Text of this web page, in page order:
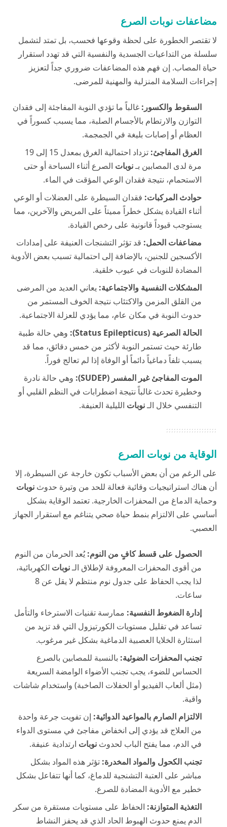
مضاعفات نوبات الصرع
لا تقتصر الخطورة على لحظة وقوعها فحسب، بل تمتد لتشمل
سلسلة من التداعيات الجسدية والنفسية التي قد تهدد استقرار
حياة المصاب. إن فهم هذه المضاعفات ضروري جداً لتعزيز
إجراءات السلامة المنزلية والمهنية للمرضى.
السقوط والكسور: غالباً ما تؤدي النوبة المفاجئة إلى فقدان
التوازن والارتطام بالأجسام الصلبة، مما يسبب كسوراً في
العظام أو إصابات بليغة في الجمجمة.
الغرق المفاجئ:
تزداد احتمالية الغرق بمعدل 15 إلى 19
مرة لدى المصابين بـنوبات الصرع أثناء السباحة أو حتى
الاستحمام، نتيجة فقدان الوعي المؤقت في الماء.
حوادث المركبات: فقدان السيطرة على العضلات أو الوعي
أثناء القيادة يشكل خطراً مميتاً على المريض والآخرين، مما
يستوجب قيوداً قانونية على رخص القيادة.
مضاعفات الحمل: قد تؤثر التشنجات العنيفة على إمدادات
الأكسجين للجنين، بالإضافة إلى احتمالية تسبب بعض الأدوية
المضادة للنوبات في عيوب خلقية.
المشكلات النفسية والاجتماعية: يعاني العديد من المرضى
من القلق المزمن والاكتئاب نتيجة الخوف المستمر من
حدوث النوبة في مكان عام، مما يؤدي للعزلة الاجتماعية.
الحالة الصرعية (Status Epilepticus):
وهي حالة طبية
طارئة حيث تستمر النوبة لأكثر من خمس دقائق، مما قد
يسبب تلفاً دماغياً دائماً أو الوفاة إذا لم تعالج فوراً.
الموت المفاجئ غير المفسر (SUDEP):
وهي حالة نادرة
وخطيرة تحدث غالباً نتيجة اضطرابات في النظم القلبي أو
التنفسي خلال الـنوبات الليلية العنيفة.
الوقاية من نوبات الصرع
على الرغم من أن بعض الأسباب تكون خارجة عن السيطرة، إلا
أن هناك استراتيجيات وقائية فعالة للحد من وتيرة حدوث نوبات
وحماية الدماغ من المحفزات الخارجية. تعتمد الوقاية بشكل
أساسي على الالتزام بنمط حياة صحي يتناغم مع استقرار الجهاز
العصبي.
الحصول على قسط كافٍ من النوم:يُعد الحرمان من النوم
من أقوى المحفزات المعروفة لإطلاق الـنوبات الكهربائية،
لذا يجب الحفاظ على جدول نوم منتظم لا يقل عن 8
ساعات.
إدارة الضغوط النفسية: ممارسة تقنيات الاسترخاء والتأمل
تساعد في تقليل مستويات الكورتيزول التي قد تزيد من
استثارة الخلايا العصبية الدماغية بشكل غير مرغوب.
تجنب المحفزات الضوئية: بالنسبة للمصابين بالصرع
الحساس للضوء، يجب تجنب الأضواء الوامضة السريعة
(مثل ألعاب الفيديو أو الحفلات الصاخبة) واستخدام شاشات
واقية.
الالتزام الصارم بالمواعيد الدوائية: إن تفويت جرعة واحدة
من العلاج قد يؤدي إلى انخفاض مفاجئ في مستوى الدواء
في الدم، مما يفتح الباب لحدوث نوبات ارتدادية عنيفة.
تجنب الكحول والمواد المخدرة: تؤثر هذه المواد بشكل
مباشر على العتبة التشنجية للدماغ، كما أنها تتفاعل بشكل
خطير مع الأدوية المضادة للصرع.
التغذية المتوازنة: الحفاظ على مستويات مستقرة من سكر
الدم يمنع حدوث الهبوط الحاد الذي قد يحفز النشاط